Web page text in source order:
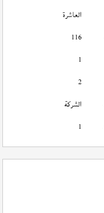
العاشرة
116
1
2
الشركة
1